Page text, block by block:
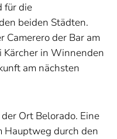
für die
beiden Städten.
der Bar am
in Winnenden
am nächsten
Ort Belorado. Eine
Hauptweg durch den